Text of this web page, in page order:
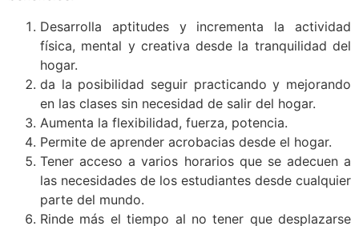
Desarrolla aptitudes y incrementa la actividad
física, mental y creativa desde la tranquilidad del
hogar.
da la posibilidad seguir practicando y mejorando
en las clases sin necesidad de salir del hogar.
Aumenta la flexibilidad, fuerza, potencia.
Permite de aprender acrobacias desde el hogar.
Tener acceso a varios horarios que se adecuen a
las necesidades de los estudiantes desde cualquier
parte del mundo.
Rinde más el tiempo al no tener que desplazarse